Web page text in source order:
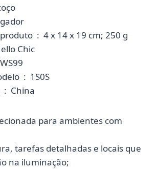
Dimensões do produto ‏ : ‎ 4 x 14 x 19 cm; 250 g
: ‎ Hello Chic
Número do modelo ‏ : ‎ 1S0S
País de origem ‏ : ‎ China
para ambientes com
tarefas detalhadas e locais que
na iluminação;